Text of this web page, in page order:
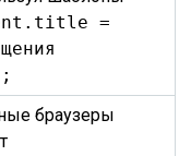
=
браузеры